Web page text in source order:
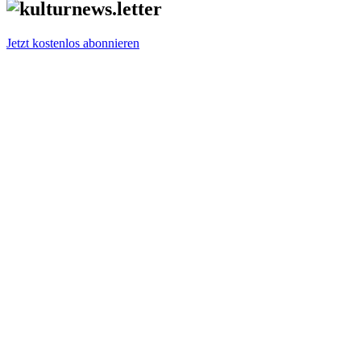
Jetzt kostenlos abonnieren